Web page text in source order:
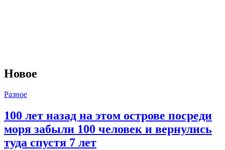
Новое
Разное
100 лет назад на этом острове посреди
моря забыли 100 человек и вернулись
туда спустя 7 лет